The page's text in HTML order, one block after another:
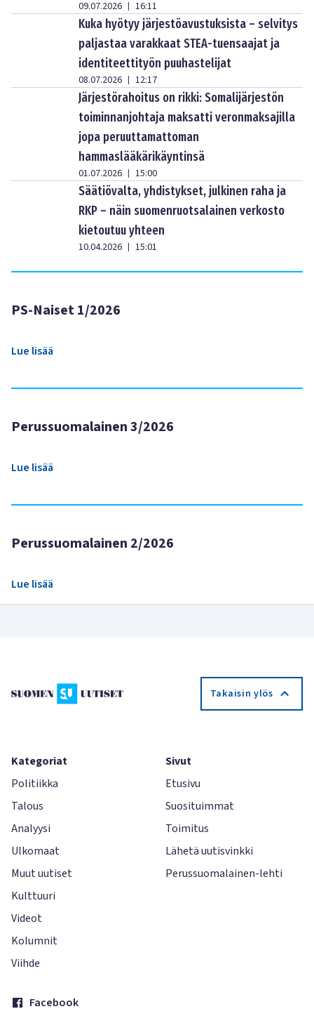
09.07.2026 | 16:11
Kuka hyötyy järjestöavustuksista – selvitys
paljastaa varakkaat STEA-tuensaajat ja
identiteettityön puuhastelijat
08.07.2026 | 12:17
Järjestörahoitus on rikki: Somalijärjestön
toiminnanjohtaja maksatti veronmaksajilla
jopa peruuttamattoman
hammaslääkärikäyntinsä
01.07.2026 | 15:00
Säätiövalta, yhdistykset, julkinen raha ja
RKP – näin suomenruotsalainen verkosto
kietoutuu yhteen
10.04.2026 | 15:01
PS-Naiset 1/2026
Lue lisää
Perussuomalainen 3/2026
Lue lisää
Perussuomalainen 2/2026
Lue lisää
Takaisin ylös
Kategoriat
Politiikka
Talous
Analyysi
Ulkomaat
Muut uutiset
Kulttuuri
Videot
Kolumnit
Viihde
Sivut
Etusivu
Suosituimmat
Toimitus
Lähetä uutisvinkki
Perussuomalainen-lehti
Facebook